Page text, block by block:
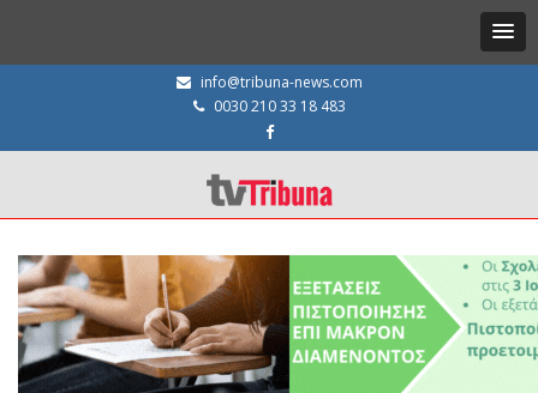
info@tribuna-news.com
0030 210 33 18 483